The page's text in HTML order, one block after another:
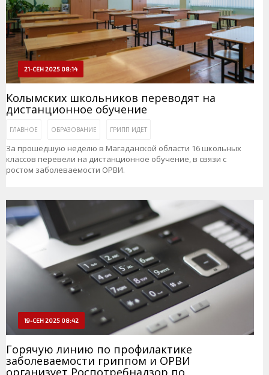
21-СЕН 2025 08:14
Колымских школьников переводят на
дистанционное обучение
ГЛАВНОЕ ОБРАЗОВАНИЕ ГРИПП ИДЕТ
За прошедшую неделю в Магаданской области 16 школьных
классов перевели на дистанционное обучение, в связи с
ростом заболеваемости ОРВИ.
19-СЕН 2025 08:42
Горячую линию по профилактике
заболеваемости гриппом и ОРВИ
организует Роспотребнадзор по